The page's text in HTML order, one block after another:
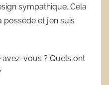
sympathique. Cela
et j’en suis
vous ? Quels ont